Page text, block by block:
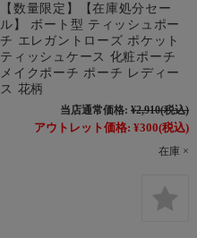
【数量限定】【在庫処分セー
ル】 ボート型 ティッシュポー
チ エレガントローズ ポケット
ティッシュケース 化粧ポーチ
メイクポーチ ポーチ レディー
ス 花柄
当店通常価格: ¥2,910(税込)
アウトレット価格: ¥300(税込)
在庫 ×